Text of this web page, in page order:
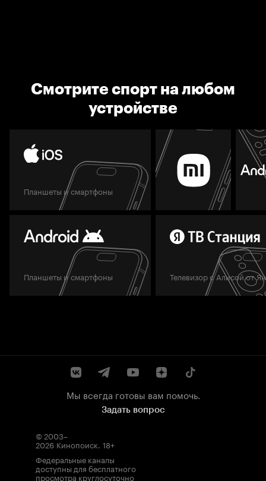
Смотрите спорт на любом
устройстве
Планшеты и смартфоны
Планшеты и смартфоны Телевизор с Алисой от
Мы всегда готовы вам помочь.
Задать вопрос
© 2003–
2026 Кинопоиск. 18+
Федеральные каналы
доступны для бесплатного
просмотра круглосуточно